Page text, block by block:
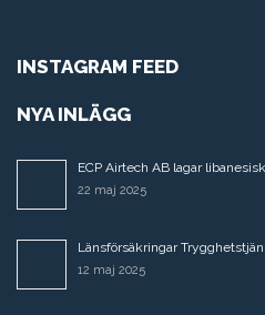
INSTAGRAM FEED
NYA INLÄGG
ECP Airtech AB lagar
22 maj 2025
Länsförsäkringar
12 maj 2025